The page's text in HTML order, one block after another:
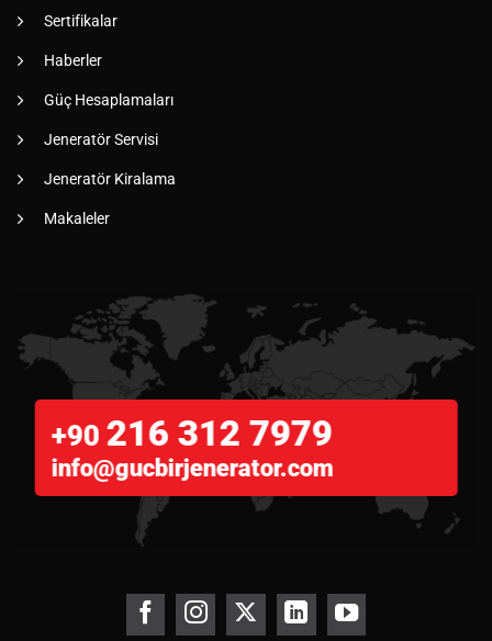
Sertifikalar
Haberler
Güç Hesaplamaları
Jeneratör Servisi
Jeneratör Kiralama
Makaleler
+90 216 312 7979
info@gucbirjenerator.com